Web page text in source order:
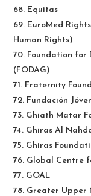
68. Equitas
69. EuroMed
Human Rights)
70. Foundation for
(FODAG)
71. Fraternity
72. Fundación
73. Ghiath Matar
74. Ghiras Al
75. Ghiras
76. Global Centre
77. GOAL
78. Greater Upper